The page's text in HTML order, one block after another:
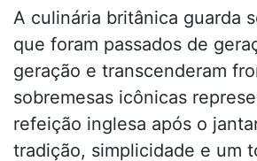
A culinária britânica guarda
que foram passados de
geração e transcenderam
sobremesas icônicas
refeição inglesa após o
tradição, simplicidade e um